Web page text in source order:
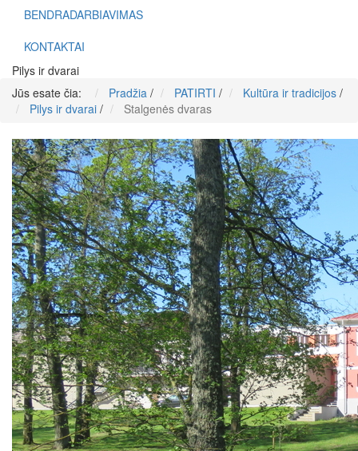
BENDRADARBIAVIMAS
KONTAKTAI
Pilys ir dvarai
Jūs esate čia:
Pradžia / PATIRTI / Kultūra ir tradicijos /
Pilys ir dvarai / Stalgenės dvaras